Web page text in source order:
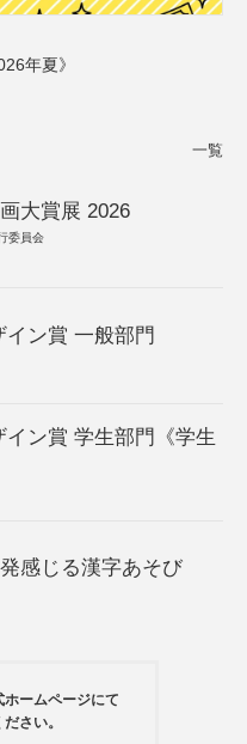
年夏》
一覧
大賞展 2026
委員会
イン賞 一般部門
イン賞 学生部門《学生
感じる漢字あそび
ームページにて
さい。